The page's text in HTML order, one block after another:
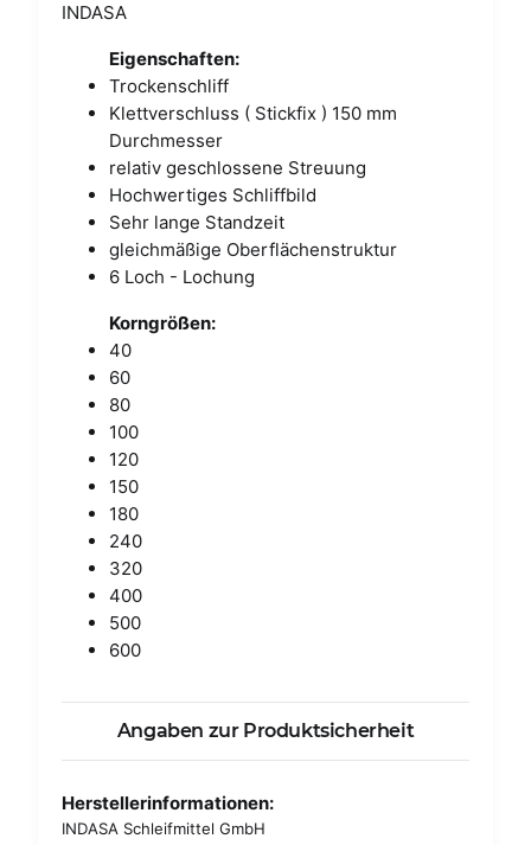
INDASA
Eigenschaften:
Trockenschliff
Klettverschluss ( Stickfix ) 150 mm
Durchmesser
relativ geschlossene Streuung
Hochwertiges Schliffbild
Sehr lange Standzeit
gleichmäßige Oberflächenstruktur
6 Loch - Lochung
Korngrößen:
40
60
80
100
120
150
180
240
320
400
500
600
Angaben zur Produktsicherheit
Herstellerinformationen:
INDASA Schleifmittel GmbH